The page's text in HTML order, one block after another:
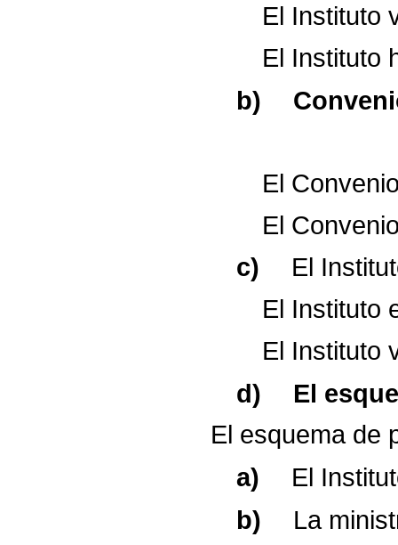
El Instituto
El Instituto
b)
El
El
c)
El
El Instituto
El Instituto
d)
El
El esquema de
a)
El
b)
La